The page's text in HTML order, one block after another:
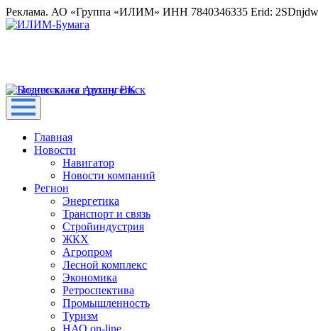
Реклама. АО «Группа «ИЛИМ» ИНН 7840346335 Erid:
Главная
Новости
Навигатор
Новости компаний
Регион
Энергетика
Транспорт и связь
Стройиндустрия
ЖКХ
Агропром
Лесной комплекс
Экономика
Ретроспектива
Промышленность
Туризм
НАО on-line